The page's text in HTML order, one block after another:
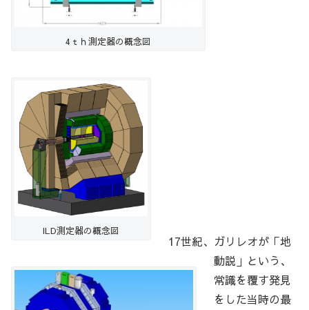
4ｔｈ測定器の概念図
ILD測定器の概念図
17世紀、ガリレオが「地
動説」という、
常識を覆す発見
をした当時の最